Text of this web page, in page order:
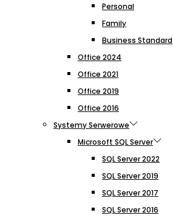
Personal
Family
Business Standard
Office 2024
Office 2021
Office 2019
Office 2016
Systemy Serwerowe
Microsoft SQL Server
SQL Server 2022
SQL Server 2019
SQL Server 2017
SQL Server 2016